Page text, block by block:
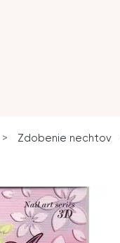
> Zdobenie nechtov